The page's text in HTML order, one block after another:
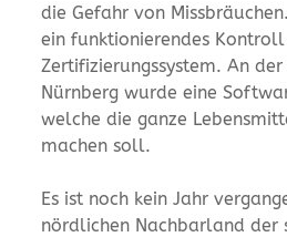
die Gefahr von
ein funktionierendes
Zertifizierungssystem. An
Nürnberg wurde eine
welche die ganze
machen soll.
Es ist noch kein Jahr
nördlichen Nachbarland der